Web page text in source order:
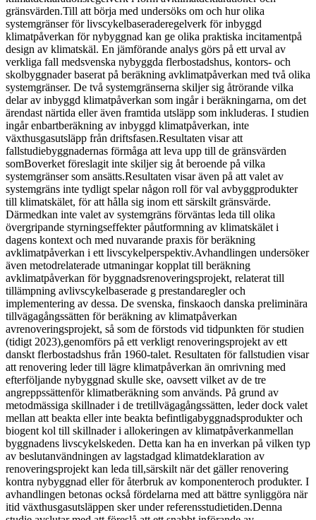
gränsvärden.Till att börja med undersöks om och hur olika
systemgränser för livscykelbaseraderegelverk för inbyggd
klimatpåverkan för nybyggnad kan ge olika praktiska incitamentpå
design av klimatskäl. En jämförande analys görs på ett urval av
verkliga fall medsvenska nybyggda flerbostadshus, kontors- och
skolbyggnader baserat på beräkning avklimatpåverkan med två olika
systemgränser. De två systemgränserna skiljer sig åtrörande vilka
delar av inbyggd klimatpåverkan som ingår i beräkningarna, om det
ärendast närtida eller även framtida utsläpp som inkluderas. I studien
ingår enbartberäkning av inbyggd klimatpåverkan, inte
växthusgasutsläpp från driftsfasen.Resultaten visar att
fallstudiebyggnadernas förmåga att leva upp till de gränsvärden
somBoverket föreslagit inte skiljer sig åt beroende på vilka
systemgränser som ansätts.Resultaten visar även på att valet av
systemgräns inte tydligt spelar någon roll för val avbyggprodukter
till klimatskälet, för att hålla sig inom ett särskilt gränsvärde.
Därmedkan inte valet av systemgräns förväntas leda till olika
övergripande styrningseffekter påutformning av klimatskälet i
dagens kontext och med nuvarande praxis för beräkning
avklimatpåverkan i ett livscykelperspektiv.Avhandlingen undersöker
även metodrelaterade utmaningar kopplat till beräkning
avklimatpåverkan för byggnadsrenoveringsprojekt, relaterat till
tillämpning avlivscykelbaserade g prestandaregler och
implementering av dessa. De svenska, finskaoch danska preliminära
tillvägagångssätten för beräkning av klimatpåverkan
avrenoveringsprojekt, så som de förstods vid tidpunkten för studien
(tidigt 2023),genomförs på ett verkligt renoveringsprojekt av ett
danskt flerbostadshus från 1960-talet. Resultaten för fallstudien visar
att renovering leder till lägre klimatpåverkan än omrivning med
efterföljande nybyggnad skulle ske, oavsett vilket av de tre
angreppssättenför klimatberäkning som används. På grund av
metodmässiga skillnader i de tretillvägagångssätten, leder dock valet
mellan att beakta eller inte beakta befintligabyggnadsprodukter och
biogent kol till skillnader i allokeringen av klimatpåverkanmellan
byggnadens livscykelskeden. Detta kan ha en inverkan på vilken typ
av beslutanvändningen av lagstadgad klimatdeklaration av
renoveringsprojekt kan leda till,särskilt när det gäller renovering
kontra nybyggnad eller för återbruk av komponenteroch produkter. I
avhandlingen betonas också fördelarna med att bättre synliggöra när
itid växthusgasutsläppen sker under referensstudietiden.Denna